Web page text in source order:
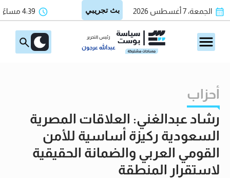
الجمعة، 7 أغسطس 2026 4:39 مساءً
رئيس التحرير
عبدالله عرجون
أحزاب
رشاد عبدالغني: العلاقات المصرية
السعودية ركيزة أساسية للأمن
القومي العربي والضمانة الحقيقية
لاستقرار المنطقة